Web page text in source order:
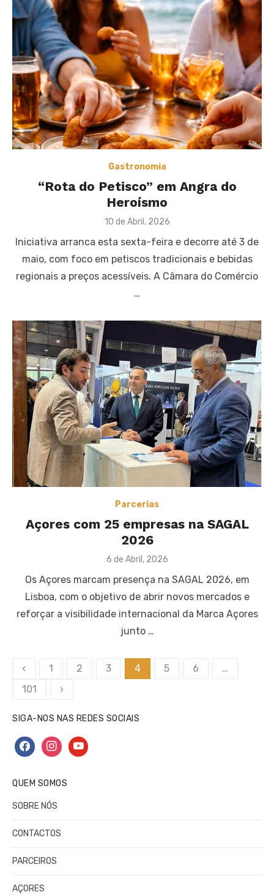
Gastronomia
“Rota do Petisco” em Angra do
Heroísmo
Posted
10 de Abril, 2026
Iniciativa arranca esta sexta-feira e decorre até 3 de
maio, com foco em petiscos tradicionais e bebidas
regionais a preços acessíveis. A Câmara do Comércio
…
Parcerias
Açores com 25 empresas na SAGAL
2026
Posted
6 de Abril, 2026
Os Açores marcam presença na SAGAL 2026, em
Lisboa, com o objetivo de abrir novos mercados e
reforçar a visibilidade internacional da Marca Açores
junto …
Paginação
dos
‹ 1 2 3 4 5 6
…
101
›
SIGA-NOS NAS REDES SOCIAIS
facebookinstagramyoutube
QUEM SOMOS
SOBRE NÓS
CONTACTOS
PARCEIROS
AÇORES